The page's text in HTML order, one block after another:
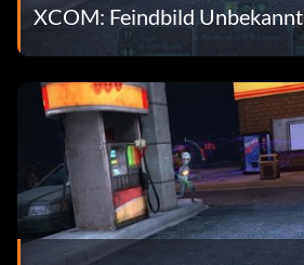
XCOM: Feindbild Unbekannt